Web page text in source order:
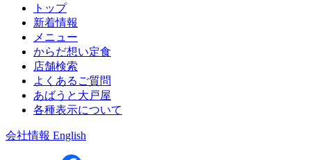
トップ
新着情報
メニュー
からだ想い定食
店舗検索
よくあるご質問
あばうと大戸屋
各種表示について
会社情報 English